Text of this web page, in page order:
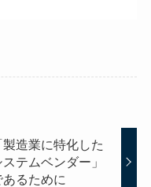
製造業に特化した
ステムベンダー」
あるために